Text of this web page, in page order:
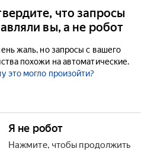
что запросы
вы, а не робот
жаль, но запросы с вашего
похожи на автоматические.
это могло произойти?